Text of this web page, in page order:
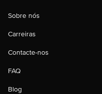
Sobre nós
Carreiras
Contacte-nos
FAQ
Blog